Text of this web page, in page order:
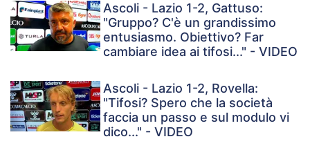
Ascoli - Lazio 1-2, Gattuso:
"Gruppo? C'è un grandissimo
entusiasmo. Obiettivo? Far
cambiare idea ai tifosi..." - VIDEO
Ascoli - Lazio 1-2, Rovella:
"Tifosi? Spero che la società
faccia un passo e sul modulo vi
dico..." - VIDEO